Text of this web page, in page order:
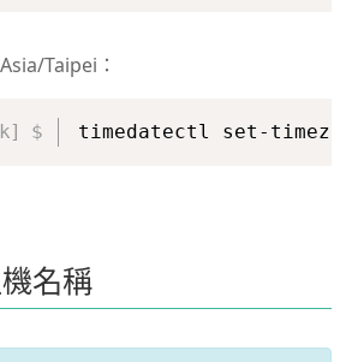
Taipei：
timedatectl set- Copy
名稱